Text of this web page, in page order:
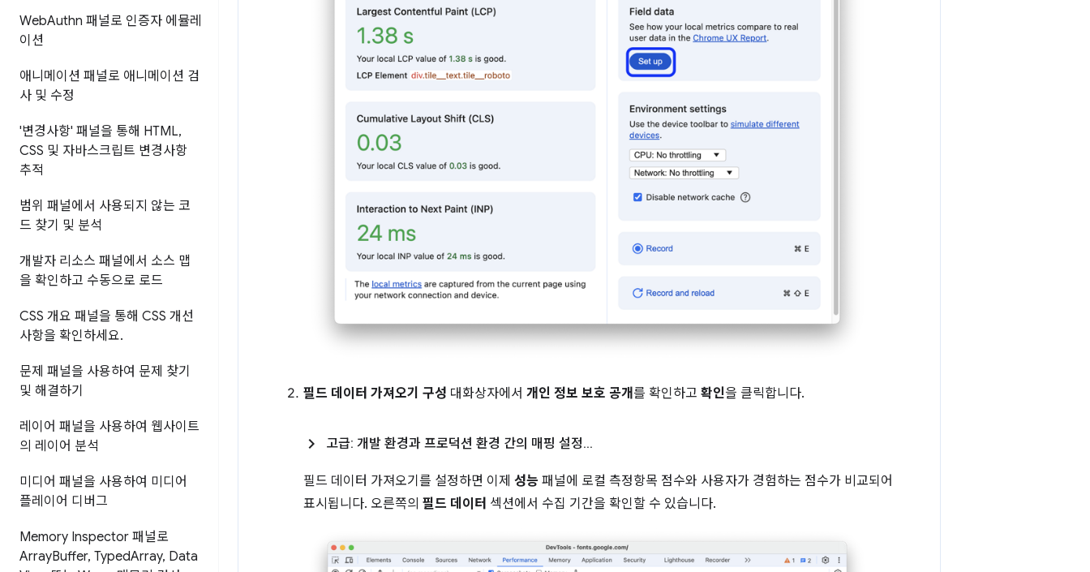
WebAuthn 패널로 인증자 에뮬레
이션
애니메이션 패널로 애니메이션 검
사 및 수정
'변경사항' 패널을 통해 HTML,
CSS 및 자바스크립트 변경사항
추적
범위 패널에서 사용되지 않는 코
드 찾기 및 분석
개발자 리소스 패널에서 소스 맵
을 확인하고 수동으로 로드
CSS 개요 패널을 통해 CSS 개선
사항을 확인하세요.
문제 패널을 사용하여 문제 찾기
및 해결하기
레이어 패널을 사용하여 웹사이트
의 레이어 분석
미디어 패널을 사용하여 미디어
플레이어 디버그
Memory Inspector 패널로
ArrayBuffer, TypedArray, Data
필드 데이터 가져오기 구성 대화상자에서 개인 정보 보호 공개를 확인하고 확인을 클릭합니다.
고급: 개발 환경과 프로덕션 환경 간의 매핑 설정...
필드 데이터 가져오기를 설정하면 이제 성능 패널에 로컬 측정항목 점수와 사용자가 경험하는 점수가 비교되어
표시됩니다. 오른쪽의 필드 데이터 섹션에서 수집 기간을 확인할 수 있습니다.